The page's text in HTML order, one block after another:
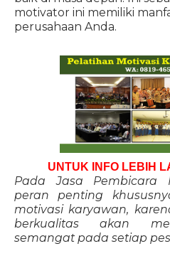
motivator ini memiliki
perusahaan Anda.
UNTUK INFO LEBIH
Pada Jasa Pembicara
peran penting
motivasi karyawan,
berkualitas akan
semangat pada setiap